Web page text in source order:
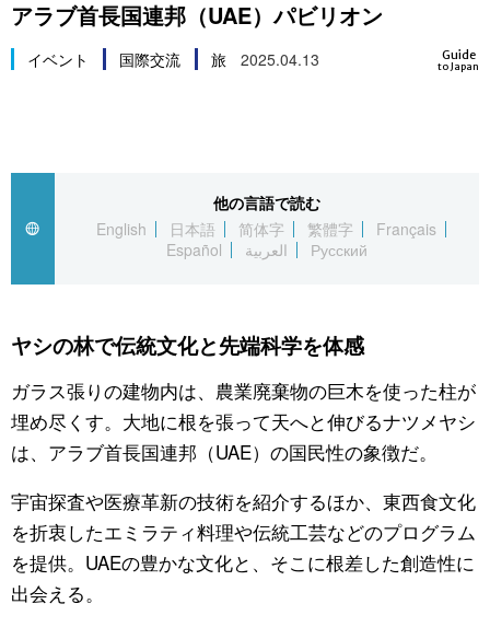
文化
暮らし
スポーツ・東京2020
動画/Live
Cinema
Topics
東京
お知らせ
公式SNS
スポーツ・東京2020
アラブ首長国連邦（UAE）パビリオン
Guide
to Japan
イベント 国際交流 旅 2025.04.13
他の言語で読む
English
日本語 简体字 繁體字
Français
Español
العربية Русский
ヤシの林で伝統文化と先端科学を体感
ガラス張りの建物内は、農業廃棄物の巨木を使った柱が
埋め尽くす。大地に根を張って天へと伸びるナツメヤシ
は、アラブ首長国連邦（UAE）の国民性の象徴だ。
宇宙探査や医療革新の技術を紹介するほか、東西食文化
を折衷したエミラティ料理や伝統工芸などのプログラム
を提供。UAEの豊かな文化と、そこに根差した創造性に
出会える。